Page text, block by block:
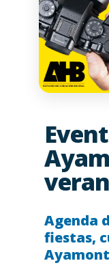
Agenda
fiestas,